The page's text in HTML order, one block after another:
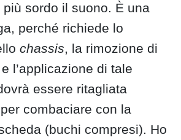
sordo il suono. È una
perché richiede lo
chassis, la rimozione di
l’applicazione di tale
essere ritagliata
combaciare con la
(buchi compresi). Ho